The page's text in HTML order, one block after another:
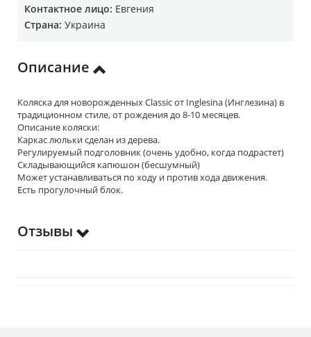
Контактное лицо: Евгения
Страна: Украина
Описание
Коляска для новорожденных Classic от Inglesina (Инглезина) в
традиционном стиле, от рождения до 8-10 месяцев.
Описание коляски:
Каркас люльки сделан из дерева.
Регулируемый подголовник (очень удобно, когда подрастет)
Складывающийся капюшон (бесшумный)
Может устанавливаться по ходу и против хода движения.
Есть прогулочный блок.
Отзывы